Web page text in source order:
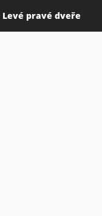
Levé pravé dveře